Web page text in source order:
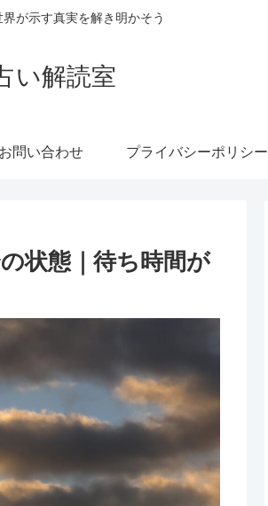
が示す真実を解き明かそう
い解読室
お問い合わせ プライバシーポリシー
状態｜待ち時間が